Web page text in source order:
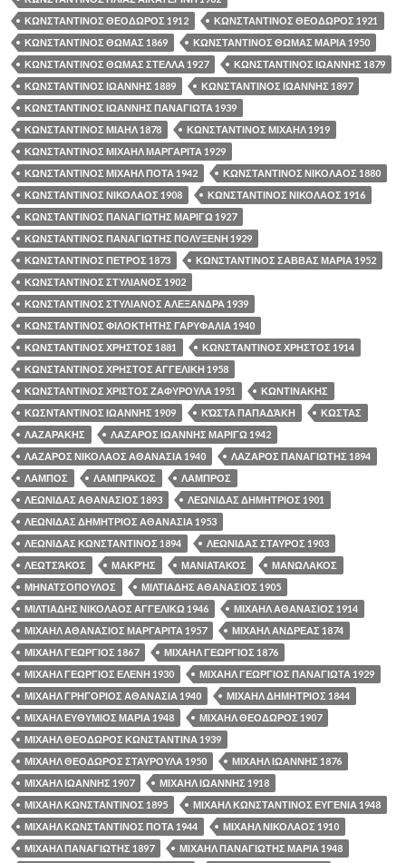
ΚΩΝΣΤΑΝΤΙΝΟΣ ΘΕΟΔΩΡΟΣ 1912
ΚΩΝΣΤΑΝΤΙΝΟΣ ΘΕΟΔΩΡΟΣ 1921
ΚΩΝΣΤΑΝΤΙΝΟΣ ΘΩΜΑΣ 1869
ΚΩΝΣΤΑΝΤΙΝΟΣ ΘΩΜΑΣ ΜΑΡΙΑ 1950
ΚΩΝΣΤΑΝΤΙΝΟΣ ΘΩΜΑΣ ΣΤΕΛΛΑ 1927
ΚΩΝΣΤΑΝΤΙΝΟΣ ΙΩΑΝΝΗΣ 1879
ΚΩΝΣΤΑΝΤΙΝΟΣ ΙΩΑΝΝΗΣ 1889
ΚΩΝΣΤΑΝΤΙΝΟΣ ΙΩΑΝΝΗΣ 1897
ΚΩΝΣΤΑΝΤΙΝΟΣ ΙΩΑΝΝΗΣ ΠΑΝΑΓΙΩΤΑ 1939
ΚΩΝΣΤΑΝΤΙΝΟΣ ΜΙΑΗΛ 1878
ΚΩΝΣΤΑΝΤΙΝΟΣ ΜΙΧΑΗΛ 1919
ΚΩΝΣΤΑΝΤΙΝΟΣ ΜΙΧΑΗΛ ΜΑΡΓΑΡΙΤΑ 1929
ΚΩΝΣΤΑΝΤΙΝΟΣ ΜΙΧΑΗΛ ΠΟΤΑ 1942
ΚΩΝΣΤΑΝΤΙΝΟΣ ΝΙΚΟΛΑΟΣ 1880
ΚΩΝΣΤΑΝΤΙΝΟΣ ΝΙΚΟΛΑΟΣ 1908
ΚΩΝΣΤΑΝΤΙΝΟΣ ΝΙΚΟΛΑΟΣ 1916
ΚΩΝΣΤΑΝΤΙΝΟΣ ΠΑΝΑΓΙΩΤΗΣ ΜΑΡΙΓΩ 1927
ΚΩΝΣΤΑΝΤΙΝΟΣ ΠΑΝΑΓΙΩΤΗΣ ΠΟΛΥΞΕΝΗ 1929
ΚΩΝΣΤΑΝΤΙΝΟΣ ΠΕΤΡΟΣ 1873
ΚΩΝΣΤΑΝΤΙΝΟΣ ΣΑΒΒΑΣ ΜΑΡΙΑ 1952
ΚΩΝΣΤΑΝΤΙΝΟΣ ΣΤΥΛΙΑΝΟΣ 1902
ΚΩΝΣΤΑΝΤΙΝΟΣ ΣΤΥΛΙΑΝΟΣ ΑΛΕΞΑΝΔΡΑ 1939
ΚΩΝΣΤΑΝΤΙΝΟΣ ΦΙΛΟΚΤΗΤΗΣ ΓΑΡΥΦΑΛΙΑ 1940
ΚΩΝΣΤΑΝΤΙΝΟΣ ΧΡΗΣΤΟΣ 1881
ΚΩΝΣΤΑΝΤΙΝΟΣ ΧΡΗΣΤΟΣ 1914
ΚΩΝΣΤΑΝΤΙΝΟΣ ΧΡΗΣΤΟΣ ΑΓΓΕΛΙΚΗ 1958
ΚΩΝΣΤΑΝΤΙΝΟΣ ΧΡΙΣΤΟΣ ΖΑΦΥΡΟΥΛΑ 1951
ΚΩΝΤΙΝΑΚΗΣ
ΚΩΣΝΤΑΝΤΙΝΟΣ ΙΩΑΝΝΗΣ 1909
ΚΏΣΤΑ ΠΑΠΑΔΆΚΗ
ΚΩΣΤΑΣ
ΛΑΖΑΡΑΚΗΣ
ΛΑΖΑΡΟΣ ΙΩΑΝΝΗΣ ΜΑΡΙΓΩ 1942
ΛΑΖΑΡΟΣ ΝΙΚΟΛΑΟΣ ΑΘΑΝΑΣΙΑ 1940
ΛΑΖΑΡΟΣ ΠΑΝΑΓΙΩΤΗΣ 1894
ΛΑΜΠΟΣ
ΛΑΜΠΡΑΚΟΣ
ΛΑΜΠΡΟΣ
ΛΕΩΝΙΔΑΣ ΑΘΑΝΑΣΙΟΣ 1893
ΛΕΩΝΙΔΑΣ ΔΗΜΗΤΡΙΟΣ 1901
ΛΕΩΝΙΔΑΣ ΔΗΜΗΤΡΙΟΣ ΑΘΑΝΑΣΙΑ 1953
ΛΕΩΝΙΔΑΣ ΚΩΝΣΤΑΝΤΙΝΟΣ 1894
ΛΕΩΝΙΔΑΣ ΣΤΑΥΡΟΣ 1903
ΛΕΩΤΣΆΚΟΣ
ΜΑΚΡΉΣ ΜΑΝΙΑΤΑΚΟΣ
ΜΑΝΩΛΑΚΟΣ
ΜΗΝΑΤΣΟΠΟΥΛΟΣ
ΜΙΛΤΙΑΔΗΣ ΑΘΑΝΑΣΙΟΣ 1905
ΜΙΛΤΙΑΔΗΣ ΝΙΚΟΛΑΟΣ ΑΓΓΕΛΙΚΩ 1946
ΜΙΧΑΗΛ ΑΘΑΝΑΣΙΟΣ 1914
ΜΙΧΑΗΛ ΑΘΑΝΑΣΙΟΣ ΜΑΡΓΑΡΙΤΑ 1957
ΜΙΧΑΗΛ ΑΝΔΡΕΑΣ 1874
ΜΙΧΑΗΛ ΓΕΩΡΓΙΟΣ 1867
ΜΙΧΑΗΛ ΓΕΩΡΓΙΟΣ 1876
ΜΙΧΑΗΛ ΓΕΩΡΓΙΟΣ ΕΛΕΝΗ 1930
ΜΙΧΑΗΛ ΓΕΩΡΓΙΟΣ ΠΑΝΑΓΙΩΤΑ 1929
ΜΙΧΑΗΛ ΓΡΗΓΟΡΙΟΣ ΑΘΑΝΑΣΙΑ 1940
ΜΙΧΑΗΛ ΔΗΜΗΤΡΙΟΣ 1844
ΜΙΧΑΗΛ ΕΥΘΥΜΙΟΣ ΜΑΡΙΑ 1948
ΜΙΧΑΗΛ ΘΕΟΔΩΡΟΣ 1907
ΜΙΧΑΗΛ ΘΕΟΔΩΡΟΣ ΚΩΝΣΤΑΝΤΙΝΑ 1939
ΜΙΧΑΗΛ ΘΕΟΔΩΡΟΣ ΣΤΑΥΡΟΥΛΑ 1950
ΜΙΧΑΗΛ ΙΩΑΝΝΗΣ 1876
ΜΙΧΑΗΛ ΙΩΑΝΝΗΣ 1907
ΜΙΧΑΗΛ ΙΩΑΝΝΗΣ 1918
ΜΙΧΑΗΛ ΚΩΝΣΤΑΝΤΙΝΟΣ 1895
ΜΙΧΑΗΛ ΚΩΝΣΤΑΝΤΙΝΟΣ ΕΥΓΕΝΙΑ 1948
ΜΙΧΑΗΛ ΚΩΝΣΤΑΝΤΙΝΟΣ ΠΟΤΑ 1944
ΜΙΧΑΗΛ ΝΙΚΟΛΑΟΣ 1910
ΜΙΧΑΗΛ ΠΑΝΑΓΙΩΤΗΣ 1897
ΜΙΧΑΗΛ ΠΑΝΑΓΙΩΤΗΣ ΜΑΡΙΑ 1948